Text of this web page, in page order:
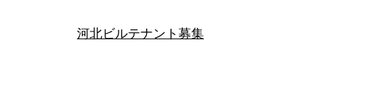
河北ビルテナント募集